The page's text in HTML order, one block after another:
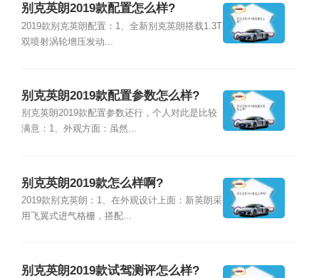
别克英朗2019款配置怎么样?
2019款别克英朗配置：1、全新别克英朗搭载1.3T
双喷射涡轮增压发动...
别克英朗2019款配置参数怎么样?
别克英朗2019款配置参数还行，个人对此是比较
满意：1、外观方面：虽然...
别克英朗2019款怎么样啊?
2019款别克英朗：1、在外观设计上面：新英朗采
用飞翼式进气格栅，搭配...
别克英朗2019款试驾测评怎么样?